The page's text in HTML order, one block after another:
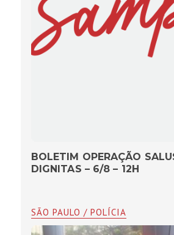
BOLETIM OPERAÇÃO
DIGNITAS – 6/8 – 12H
SÃO PAULO / POLÍCIA